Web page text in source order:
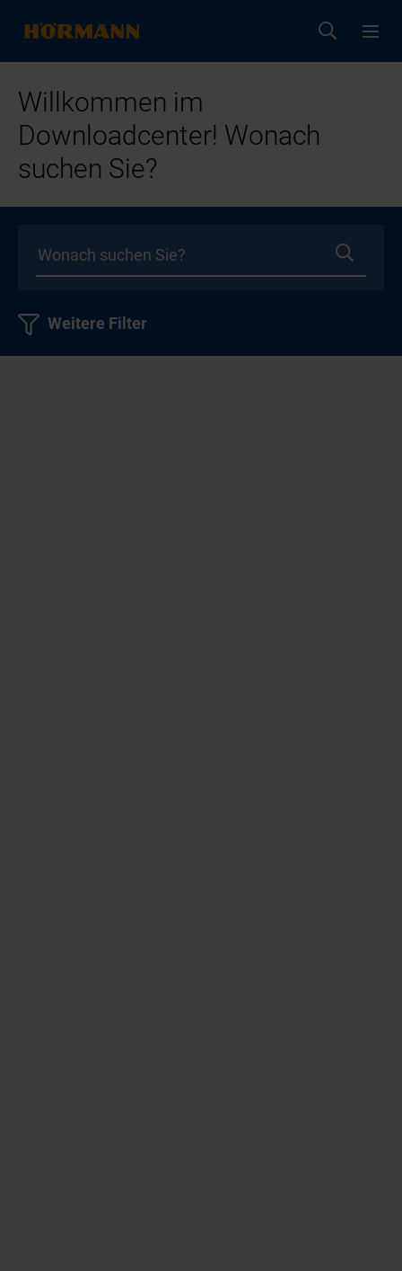
Willkommen im
Downloadcenter! Wonach
suchen Sie?
Weitere Filter